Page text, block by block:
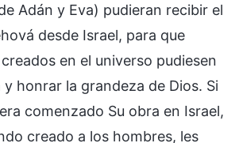
Adán y Eva) pudieran recibir el
desde Israel, para que
en el universo pudiesen
honrar la grandeza de Dios. Si
comenzado Su obra en Israel,
creado a los hombres, les